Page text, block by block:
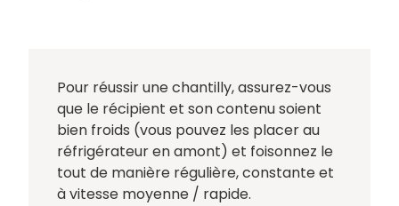
Pour réussir une chantilly, assurez-vous
que le récipient et son contenu soient
bien froids (vous pouvez les placer au
réfrigérateur en amont) et foisonnez le
tout de manière régulière, constante et
à vitesse moyenne / rapide.